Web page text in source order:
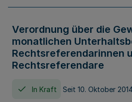
Verordnung über die
monatlichen
Rechtsreferendarinnen
Rechtsreferendare
In Kraft Seit 10. Oktober 2014